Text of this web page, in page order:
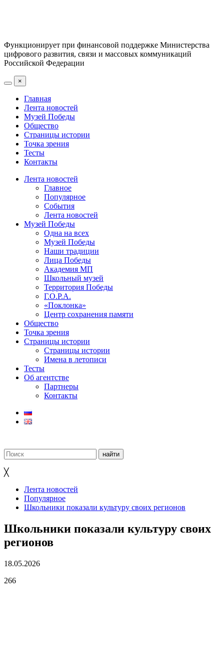
Функционирует при финансовой поддержке Министерства
цифрового развития, связи и массовых коммуникаций
Российской Федерации
×
Главная
Лента новостей
Музей Победы
Общество
Страницы истории
Точка зрения
Тесты
Контакты
Лента новостей
Главное
Популярное
События
Лента новостей
Музей Победы
Одна на всех
Музей Победы
Наши традиции
Лица Победы
Академия МП
Школьный музей
Территория Победы
Г.О.Р.А.
«Поклонка»
Центр сохранения памяти
Общество
Точка зрения
Страницы истории
Страницы истории
Имена в летописи
Тесты
Об агентстве
Партнеры
Контакты
╳
Лента новостей
Популярное
Школьники показали культуру своих регионов
Школьники показали культуру своих
регионов
18.05.2026
266